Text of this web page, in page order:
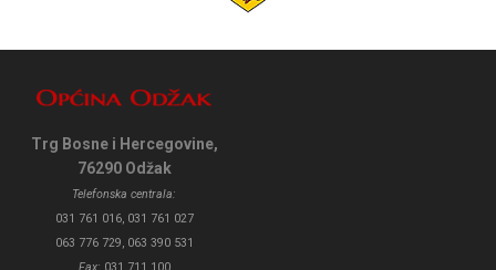
Trg Bosne i Hercegovine,
76290 Odžak
Telefonska centrala:
031 761 016, 031 761 027
063 776 729, 063 390 531
Fax: 031 711 100